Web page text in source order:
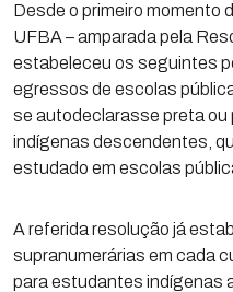
Desde o primeiro momento
UFBA – amparada pela
estabeleceu os seguintes
egressos de escolas
se autodeclarasse preta
indígenas descendentes,
estudado em escolas
A referida resolução já
supranumerárias em cada
para estudantes indígenas